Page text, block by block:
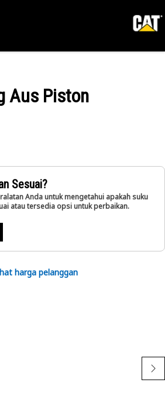
Aus Piston
Sesuai?
Anda untuk mengetahui apakah suku
atau tersedia opsi untuk perbaikan.
harga pelanggan